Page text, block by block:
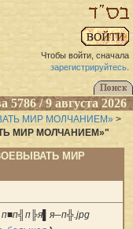
Чтобы войти, сначала
зарегистрируйтесь.
5786 / 9 августа 2026
МИР МОЛЧАНИЕМ» >
МИР МОЛЧАНИЕМ»"
МИР
п■п╣п╠я▌я─п╬.jpg